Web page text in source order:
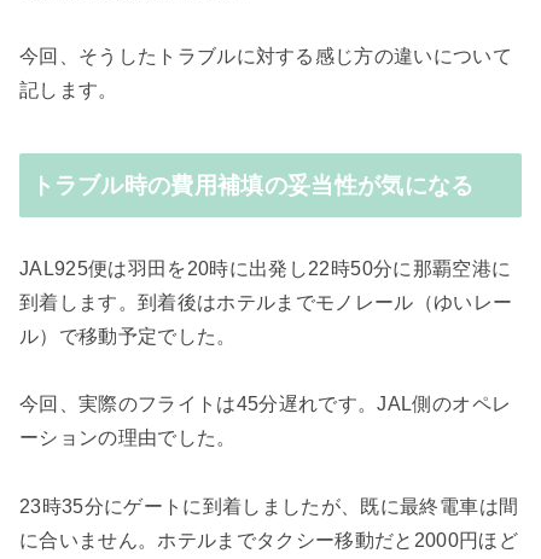
今回、そうしたトラブルに対する感じ方の違いについて
記します。
トラブル時の費用補填の妥当性が気になる
JAL925便は羽田を20時に出発し22時50分に那覇空港に
到着します。到着後はホテルまでモノレール（ゆいレー
ル）で移動予定でした。
今回、実際のフライトは45分遅れです。JAL側のオペレ
ーションの理由でした。
23時35分にゲートに到着しましたが、既に最終電車は間
に合いません。ホテルまでタクシー移動だと2000円ほど